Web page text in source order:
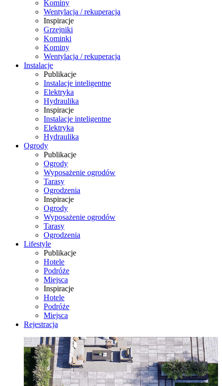
Kominy
Wentylacja / rekuperacja
Inspiracje
Grzejniki
Kominki
Kominy
Wentylacja / rekuperacja
Instalacje
Publikacje
Instalacje inteligentne
Elektryka
Hydraulika
Inspiracje
Instalacje inteligentne
Elektryka
Hydraulika
Ogrody
Publikacje
Ogrody
Wyposażenie ogrodów
Tarasy
Ogrodzenia
Inspiracje
Ogrody
Wyposażenie ogrodów
Tarasy
Ogrodzenia
Lifestyle
Publikacje
Hotele
Podróże
Miejsca
Inspiracje
Hotele
Podróże
Miejsca
Rejestracja